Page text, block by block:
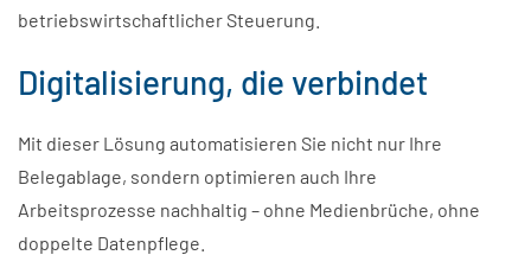
betriebswirtschaftlicher Steuerung.
Digitalisierung, die verbindet
Mit dieser Lösung automatisieren Sie nicht nur Ihre
Belegablage, sondern optimieren auch Ihre
Arbeitsprozesse nachhaltig – ohne Medienbrüche, ohne
doppelte Datenpflege.